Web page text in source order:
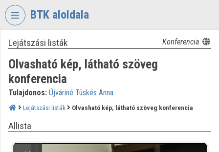
Fejléc kihagyása
BTK aloldala
VIDEOTORIUM
BÖLCSÉSZETTUDOMÁNYI
KUTATÓKÖZPONT
Bejelentkezés
Intézményi felfedezés
Lejátszási listák Konferencia
Olvasható kép, látható szöveg
konferencia
Tulajdonos: Újváriné Tüskés Anna
Lejátszási listák Olvasható kép, látható szöveg konferencia
Allista